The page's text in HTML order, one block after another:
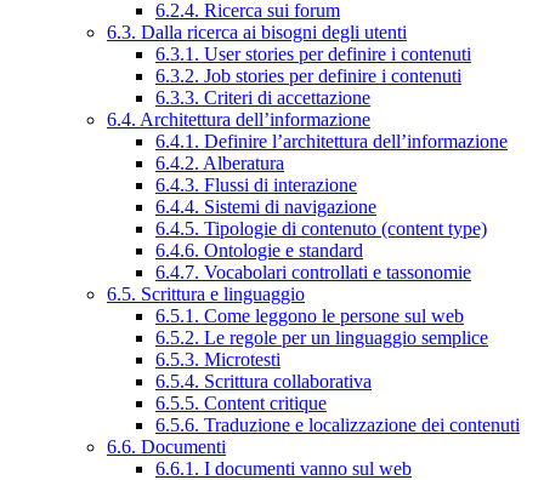
6.2.4. Ricerca sui forum
6.3. Dalla ricerca ai bisogni degli utenti
6.3.1. User stories per definire i contenuti
6.3.2. Job stories per definire i contenuti
6.3.3. Criteri di accettazione
6.4. Architettura dell’informazione
6.4.1. Definire l’architettura dell’informazione
6.4.2. Alberatura
6.4.3. Flussi di interazione
6.4.4. Sistemi di navigazione
6.4.5. Tipologie di contenuto (content type)
6.4.6. Ontologie e standard
6.4.7. Vocabolari controllati e tassonomie
6.5. Scrittura e linguaggio
6.5.1. Come leggono le persone sul web
6.5.2. Le regole per un linguaggio semplice
6.5.3. Microtesti
6.5.4. Scrittura collaborativa
6.5.5. Content critique
6.5.6. Traduzione e localizzazione dei contenuti
6.6. Documenti
6.6.1. I documenti vanno sul web